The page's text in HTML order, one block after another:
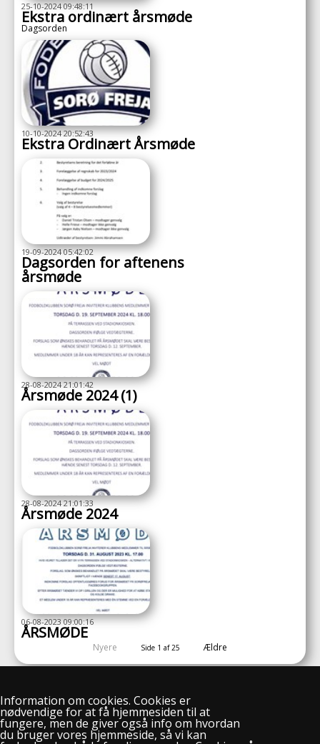
25-10-2024 09:48:11
Ekstra ordinært årsmøde
Dagsorden
10-10-2024 20:52:43
Ekstra Ordinært Årsmøde
19-09-2024 05:42:02
Dagsorden for aftenens
årsmøde
28-08-2024 21:01:42
Årsmøde 2024 (1)
28-08-2024 21:01:33
Årsmøde 2024
06-08-2023 09:00:16
ÅRSMØDE
Nyere Side 1 af 25 Ældre
Information om cookies. Cookies er
nødvendige for at få hjemmesiden til at
fungere, men de giver også info om hvordan
du bruger vores hjemmeside, så vi kan